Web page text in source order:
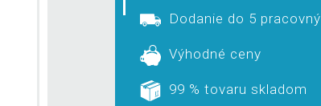
Dodanie do 5
Výhodné ceny
99 % tovaru skladom